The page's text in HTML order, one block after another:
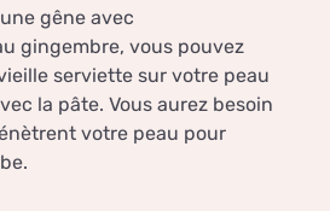
gêne avec
gingembre, vous pouvez
serviette sur votre peau
la pâte. Vous aurez besoin
votre peau pour